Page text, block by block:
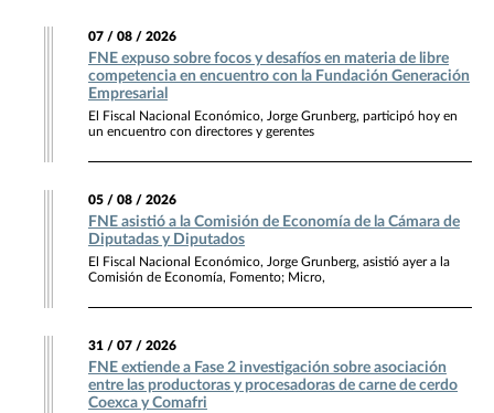
07 / 08 / 2026
FNE expuso sobre focos y desafíos en materia de libre
competencia en encuentro con la Fundación Generación
Empresarial
El Fiscal Nacional Económico, Jorge Grunberg, participó hoy en
un encuentro con directores y gerentes
05 / 08 / 2026
FNE asistió a la Comisión de Economía de la Cámara de
Diputadas y Diputados
El Fiscal Nacional Económico, Jorge Grunberg, asistió ayer a la
Comisión de Economía, Fomento; Micro,
31 / 07 / 2026
FNE extiende a Fase 2 investigación sobre asociación
entre las productoras y procesadoras de carne de cerdo
Coexca y Comafri